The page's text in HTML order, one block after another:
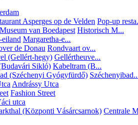
Pop-up
Historisch M...
Margaretha-e...
Rondvaart ov...
Gellértheuve...
Kabeltram (B...
Andrássy Utca
Fashion Street
utca
Centrale